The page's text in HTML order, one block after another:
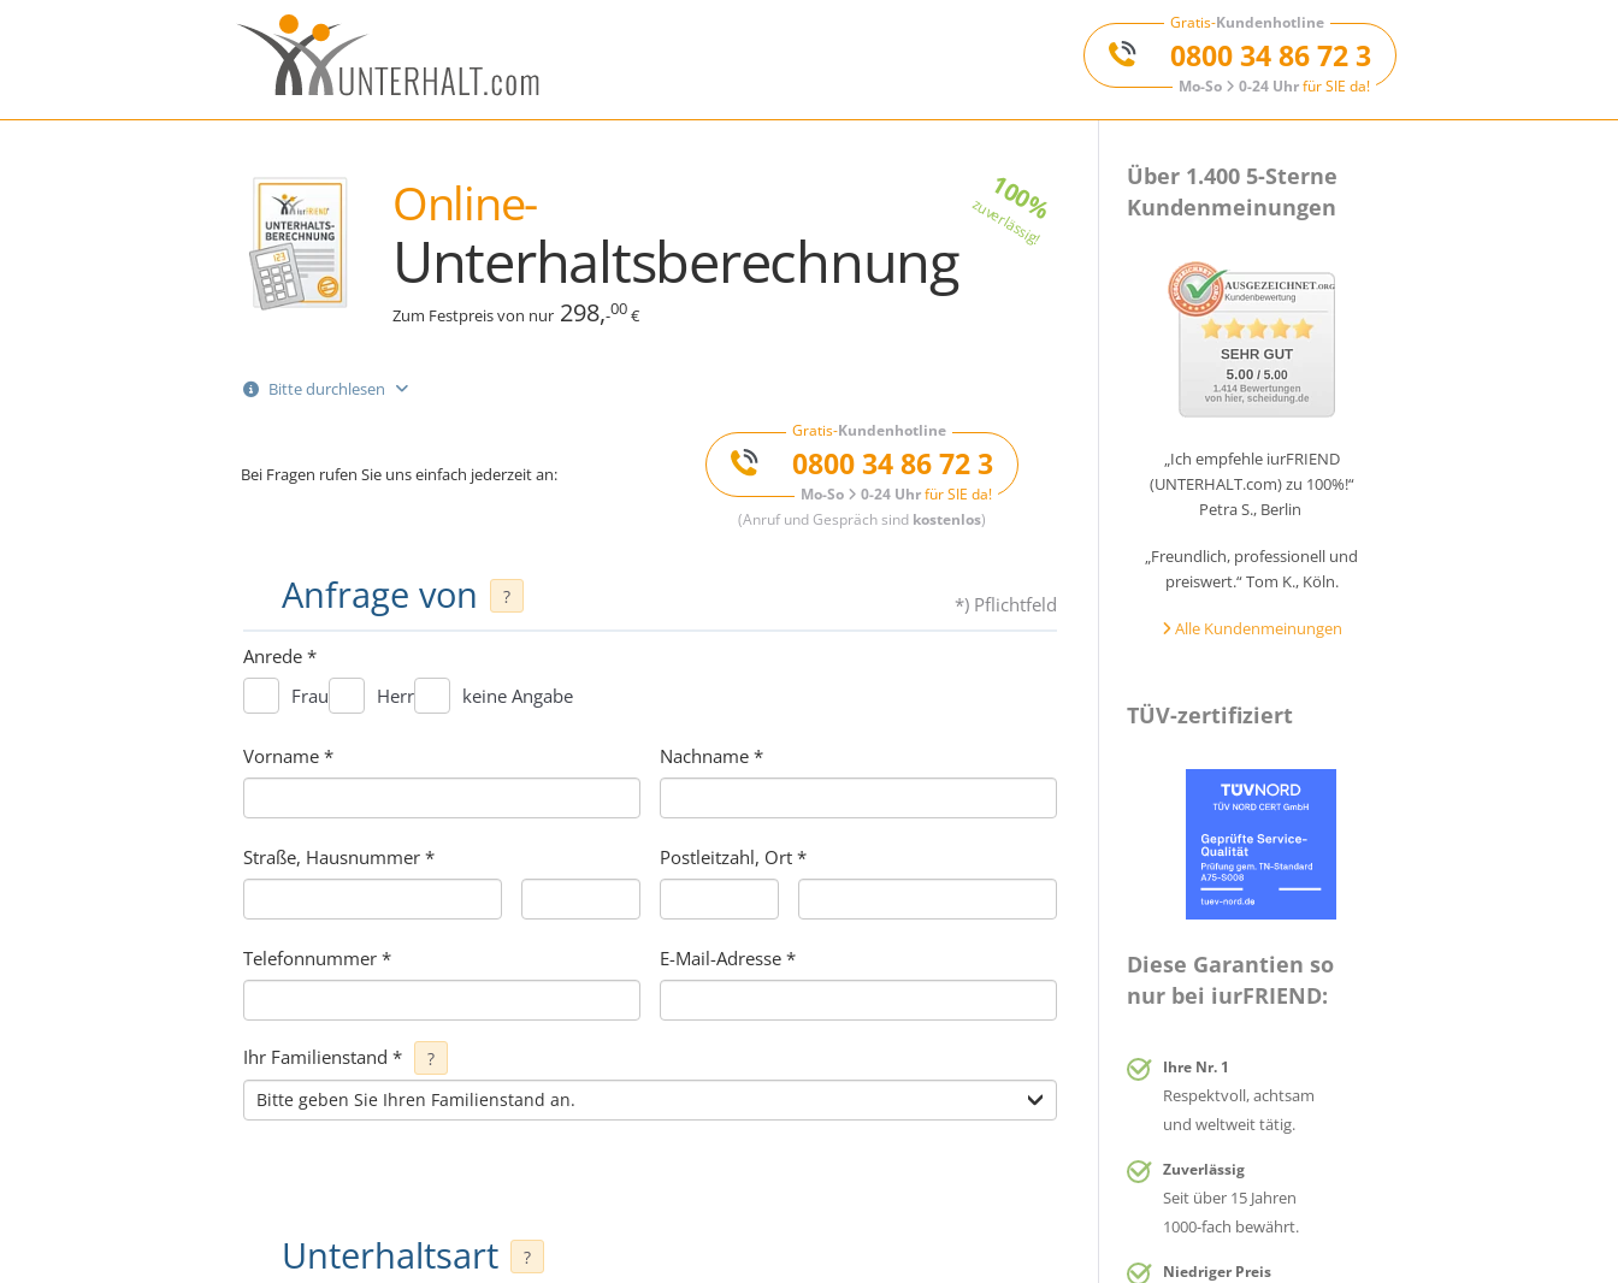
Gratis-Kundenhotline
0800 34 86 72 3
Mo-So 0-24 Uhrfür SIE da!
100%
zuverlässig!
Online-
Unterhaltsberechnung
Zum Festpreis von nur 298,-00€
Bitte durchlesen
Bei Fragen rufen Sie uns einfach jederzeit an:
Gratis-Kundenhotline
0800 34 86 72 3
Mo-So 0-24 Uhrfür SIE da!
(Anruf und Gespräch sind kostenlos)
Anfrage von *) Pflichtfeld
?
Anrede *
Frau
Herr keine Angabe
Vorname * Nachname *
Straße, Hausnummer * Postleitzahl, Ort *
Telefonnummer * E-Mail-Adresse *
Ihr Familienstand * ?
Unterhaltsart ?
Über 1.400 5-Sterne
Kundenmeinungen
„Ich empfehle iurFRIEND
(UNTERHALT.com) zu 100%!“
Petra S., Berlin
„Freundlich, professionell und
preiswert.“ Tom K., Köln.
Alle Kundenmeinungen
TÜV-zertifiziert
Diese Garantien so
nur bei iurFRIEND:
Ihre Nr. 1
Respektvoll, achtsam
und weltweit tätig.
Zuverlässig
Seit über 15 Jahren
1000-fach bewährt.
Niedriger Preis